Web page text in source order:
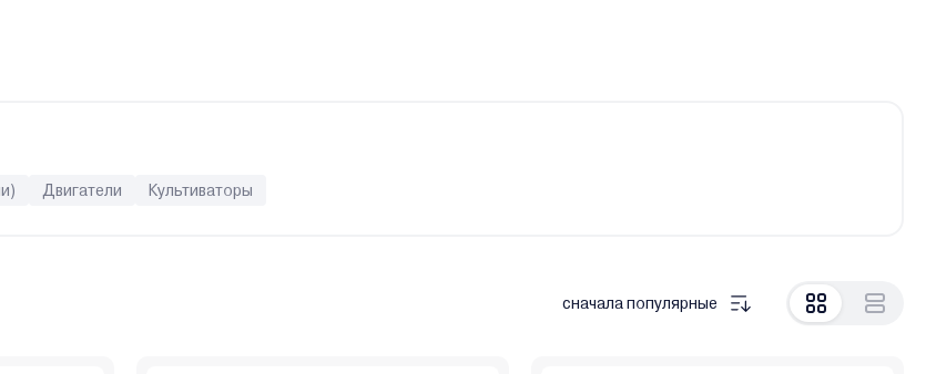
Двигатели Культиваторы
сначала популярные